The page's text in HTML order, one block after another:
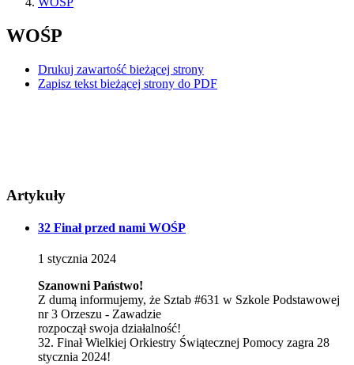
WOŚP
Drukuj zawartość bieżącej strony
Zapisz tekst bieżącej strony do PDF
Artykuły
32 Finał przed nami WOŚP
1 stycznia 2024
Szanowni Państwo!
Z dumą informujemy, że Sztab #631 w Szkole Podstawowej
nr 3 Orzeszu - Zawadzie
rozpoczął swoja działalność!
32. Finał Wielkiej Orkiestry Świątecznej Pomocy zagra 28
stycznia 2024!